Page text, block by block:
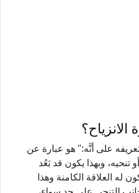
على أنَّه:" هو عبارة عن
تنحيه، وبهذا يكون قد بَعُد
له العلاقة الكامنة وهذا